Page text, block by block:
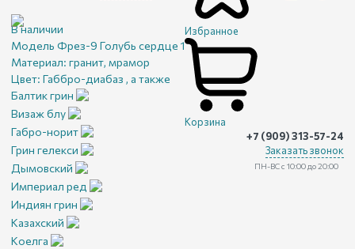
Избранное
Корзина
+7 (909) 313-57-24
Заказать звонок
ПН-ВС с 10:00 до 20:00
В наличии
Модель Фрез-9 Голубь сердце 1
Материал: гранит, мрамор
Цвет: Габбро-диабаз , а также
Балтик грин
Визаж блу
Габро-норит
Грин гелекси
Дымовский
Империал ред
Индиян грин
Казахский
Коелга